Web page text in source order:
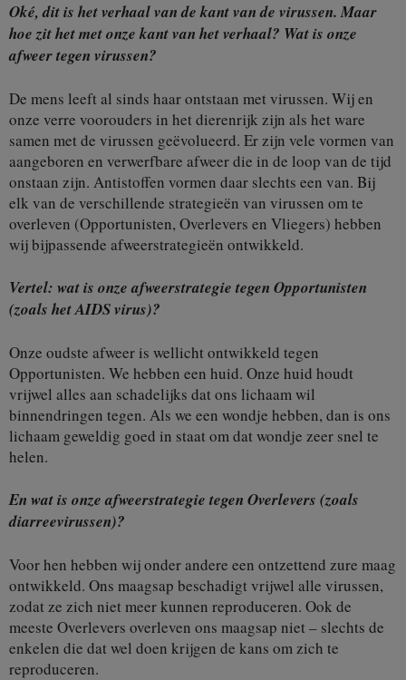
Oké, dit is het verhaal van de kant van de virussen. Maar
hoe zit het met onze kant van het verhaal? Wat is onze
afweer tegen virussen?
De mens leeft al sinds haar ontstaan met virussen. Wij en
onze verre voorouders in het dierenrijk zijn als het ware
samen met de virussen geëvolueerd. Er zijn vele vormen van
aangeboren en verwerfbare afweer die in de loop van de tijd
onstaan zijn. Antistoffen vormen daar slechts een van. Bij
elk van de verschillende strategieën van virussen om te
overleven (Opportunisten, Overlevers en Vliegers) hebben
wij bijpassende afweerstrategieën ontwikkeld.
Vertel: wat is onze afweerstrategie tegen Opportunisten
(zoals het AIDS virus)?
Onze oudste afweer is wellicht ontwikkeld tegen
Opportunisten. We hebben een huid. Onze huid houdt
vrijwel alles aan schadelijks dat ons lichaam wil
binnendringen tegen. Als we een wondje hebben, dan is ons
lichaam geweldig goed in staat om dat wondje zeer snel te
helen.
En wat is onze afweerstrategie tegen Overlevers (zoals
diarreevirussen)?
Voor hen hebben wij onder andere een ontzettend zure maag
ontwikkeld. Ons maagsap beschadigt vrijwel alle virussen,
zodat ze zich niet meer kunnen reproduceren. Ook de
meeste Overlevers overleven ons maagsap niet – slechts de
enkelen die dat wel doen krijgen de kans om zich te
reproduceren.